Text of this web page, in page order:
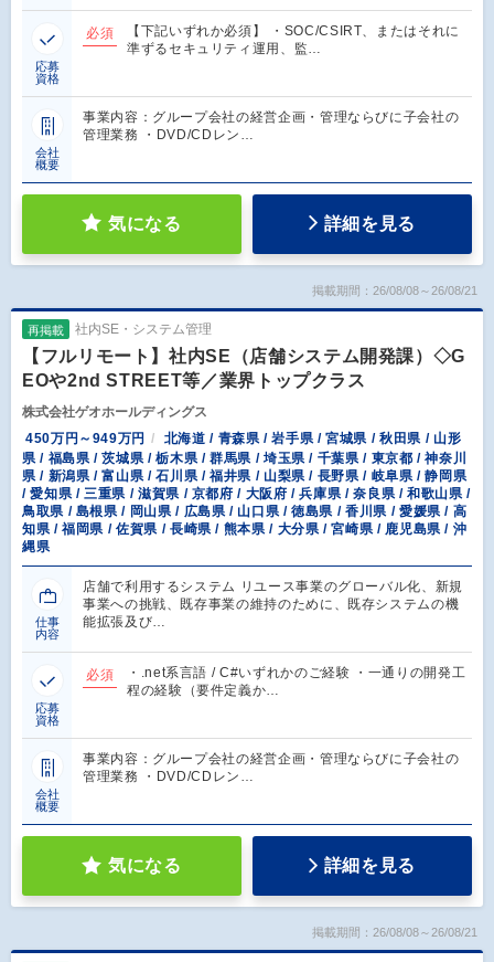
応募
資格
必須
【下記いずれか必須】 ・SOC/CSIRT、またはそれに
準ずるセキュリティ運用、監…
会社
概要
事業内容：グループ会社の経営企画・管理ならびに子会社の
管理業務 ・DVD/CDレン…
気になる 詳細を見る
掲載期間：26/08/08～26/08/21
再掲載 社内SE・システム管理
【フルリモート】社内SE（店舗システム開発課）◇G
EOや2nd STREET等／業界トップクラス
株式会社ゲオホールディングス
450万円～949万円
北海道 / 青森県 / 岩手県 / 宮城県 / 秋田県 / 山形
県 / 福島県 / 茨城県 / 栃木県 / 群馬県 / 埼玉県 / 千葉県 / 東京都 / 神奈川
県 / 新潟県 / 富山県 / 石川県 / 福井県 / 山梨県 / 長野県 / 岐阜県 / 静岡県
/ 愛知県 / 三重県 / 滋賀県 / 京都府 / 大阪府 / 兵庫県 / 奈良県 / 和歌山県 /
鳥取県 / 島根県 / 岡山県 / 広島県 / 山口県 / 徳島県 / 香川県 / 愛媛県 / 高
知県 / 福岡県 / 佐賀県 / 長崎県 / 熊本県 / 大分県 / 宮崎県 / 鹿児島県 / 沖
縄県
仕事
内容
店舗で利用するシステム リユース事業のグローバル化、新規
事業への挑戦、既存事業の維持のために、既存システムの機
能拡張及び…
応募
資格
必須
・.net系言語 / C#いずれかのご経験 ・一通りの開発工
程の経験（要件定義か…
会社
概要
事業内容：グループ会社の経営企画・管理ならびに子会社の
管理業務 ・DVD/CDレン…
気になる 詳細を見る
掲載期間：26/08/08～26/08/21